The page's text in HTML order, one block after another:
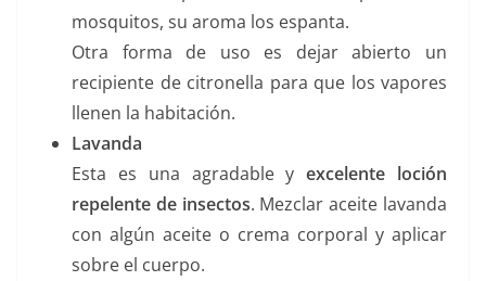
mosquitos, su aroma los espanta.
Otra forma de uso es dejar abierto un
recipiente de citronella para que los vapores
llenen la habitación.
Lavanda
Esta es una agradable yexcelente loción
repelente de insectos. Mezclar aceite lavanda
con algún aceite o crema corporal y aplicar
sobre el cuerpo.